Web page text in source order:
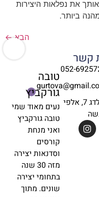
את נפלאות היצירות
ביותר.
הבא ←
טובה
גורקביץ
נעים מאוד שמי
טובה גורקביץ
ואני מנחת
קורסים
וסדנאות יצירה
מזה 30 שנה
בתחומי יצירה
שונים. מתוך
קשר
052-
שלדג 7, אלפי